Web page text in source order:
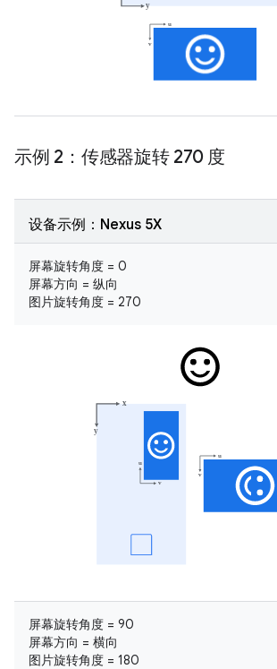
示例 2：传感器旋转 270 度
设备示例：Nexus 5X
屏幕旋转角度 = 0
屏幕方向 = 纵向
图片旋转角度 = 270
屏幕旋转角度 = 90
屏幕方向 = 横向
图片旋转角度 = 180